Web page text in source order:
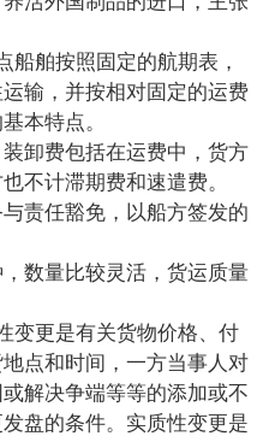
舶按照固定的航期表，
输，并按相对固定的运费
本特点。
卸费包括在运费中，货方
不计滞期费和速遣费。
任豁免，以船方签发的
数量比较灵活，货运质量
更是有关货物价格、付
点和时间，一方当事人对
解决争端等等的添加或不
盘的条件。实质性变更是